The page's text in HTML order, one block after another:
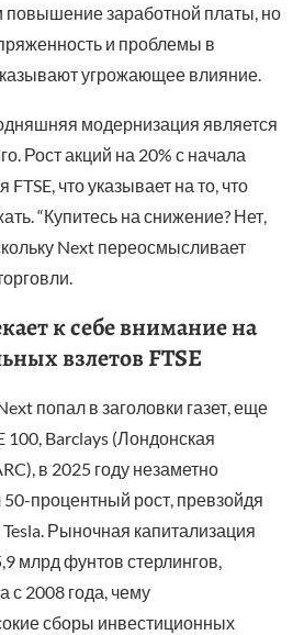
повышение заработной платы, но
и проблемы в
угрожающее влияние.
модернизация является
Рост акций на 20% с начала
FTSE, что указывает на то, что
“Купитесь на снижение? Нет,
Next переосмысливает
к себе внимание на
взлетов FTSE
попал в заголовки газет, еще
100, Barclays (Лондонская
в 2025 году незаметно
процентный рост, превзойдя
Рыночная капитализация
млрд фунтов стерлингов,
с 2008 года, чему
сборы инвестиционных